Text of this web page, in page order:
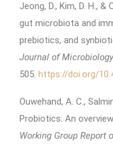
Jeong, D., Kim, D. H.,
gut microbiota and
prebiotics, and
Journal of
505. https://doi.org/
Ouwehand, A. C.,
Probiotics: An
Working Group Report